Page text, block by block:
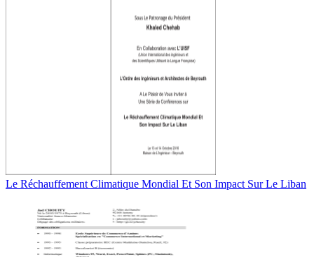
Le Réchauffement Climatique Mondial Et Son Impact Sur Le Liban